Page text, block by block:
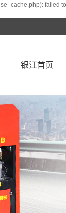
银江首页